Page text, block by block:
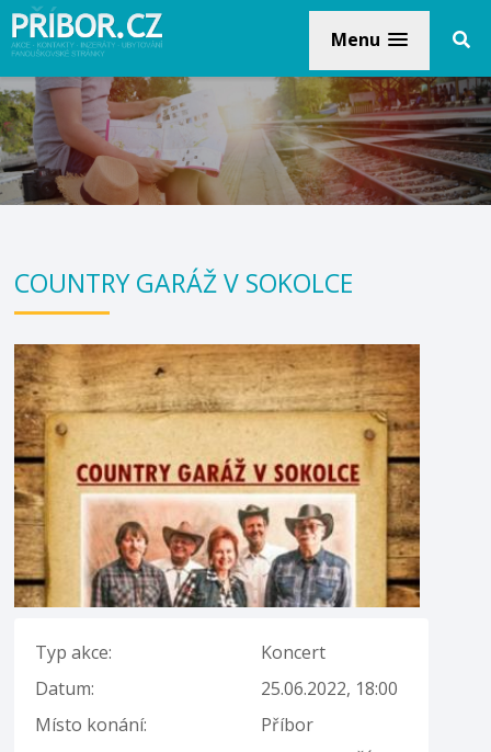
Menu
COUNTRY GARÁŽ V SOKOLCE
Typ akce:
Koncert
Datum:
25.06.2022, 18:00
Místo konání:
Příbor